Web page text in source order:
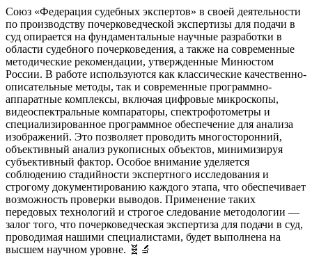
Союз «Федерация судебных экспертов» в своей деятельности
по производству почерковедческой экспертизы для подачи в
суд опирается на фундаментальные научные разработки в
области судебного почерковедения, а также на современные
методические рекомендации, утвержденные Минюстом
России. В работе используются как классические качественно-
описательные методы, так и современные программно-
аппаратные комплексы, включая цифровые микроскопы,
видеоспектральные компараторы, спектрофотометры и
специализированное программное обеспечение для анализа
изображений. Это позволяет проводить многосторонний,
объективный анализ рукописных объектов, минимизируя
субъективный фактор. Особое внимание уделяется
соблюдению стадийности экспертного исследования и
строгому документированию каждого этапа, что обеспечивает
возможность проверки выводов. Применение таких
передовых технологий и строгое следование методологии —
залог того, что почерковедческая экспертиза для подачи в суд,
проводимая нашими специалистами, будет выполнена на
высшем научном уровне. 🧬🔬